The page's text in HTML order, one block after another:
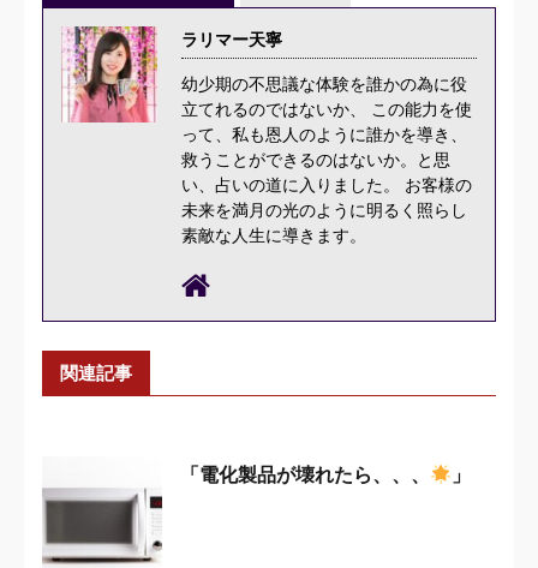
ラリマー天寧
幼少期の不思議な体験を誰かの為に役
立てれるのではないか、 この能力を使
って、私も恩人のように誰かを導き、
救うことができるのはないか。と思
い、占いの道に入りました。 お客様の
未来を満月の光のように明るく照らし
素敵な人生に導きます。
関連記事
「電化製品が壊れたら、、、 」